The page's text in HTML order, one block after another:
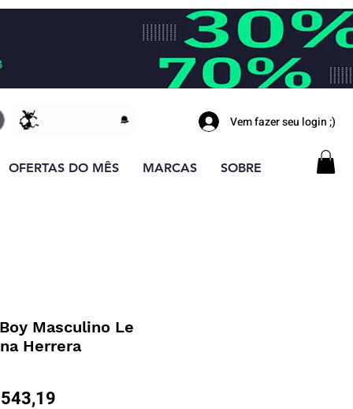
Vem fazer seu login ;)
OFERTAS DO MÊS MARCAS SOBRE
Masculino Le
Herrera